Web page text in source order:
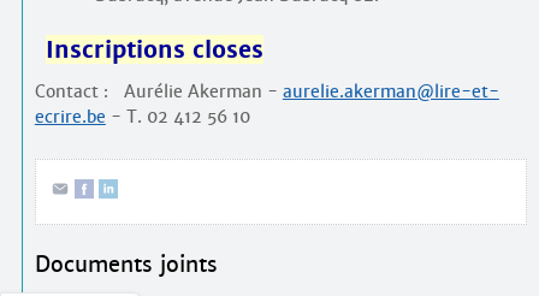
Inscriptions closes
Contact : Aurélie Akerman - aurelie.akerman@lire-et-
ecrire.be - T. 02 412 56 10
Documents joints